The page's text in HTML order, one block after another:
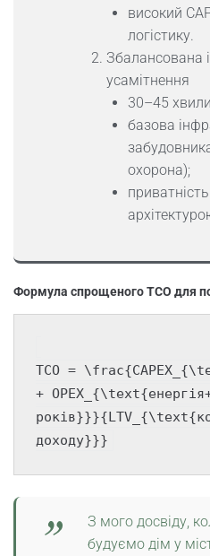
високий
логістику.
Збалансована
усамітнення
30–45
базова
охорона);
Формула спрощеного TCO для
TCO =
+
З мого досвіду,
будуємо дім у